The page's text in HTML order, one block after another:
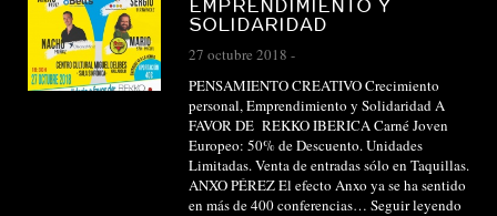
EMPRENDIMIENTO Y
SOLIDARIDAD
27 octubre 2018 -
PENSAMIENTO CREATIVO Crecimiento
personal, Emprendimiento y Solidaridad A
FAVOR DE REKKO IBERICA Carné Joven
Europeo: 50% de Descuento. Unidades
Limitadas. Venta de entradas sólo en Taquillas.
ANXO PÉREZ El efecto Anxo ya se ha sentido
en más de 400 conferencias… Seguir leyendo